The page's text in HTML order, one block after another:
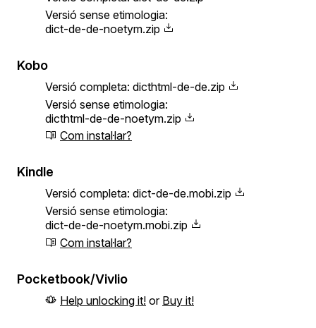
Versió sense etimologia:
dict-de-de-noetym.zip
Kobo
Versió completa: dicthtml-de-de.zip
Versió sense etimologia:
dicthtml-de-de-noetym.zip
Com instal·lar?
Kindle
Versió completa: dict-de-de.mobi.zip
Versió sense etimologia:
dict-de-de-noetym.mobi.zip
Com instal·lar?
Pocketbook/Vivlio
Help unlocking it! or Buy it!